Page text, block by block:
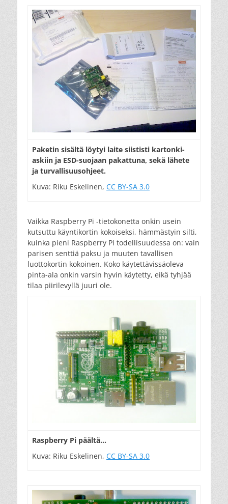
Paketin sisältä löytyi laite siististi kartonki­
askiin ja ESD-suojaan pakattuna, sekä lähete
ja turval­li­suus­ohjeet.
Kuva: Riku Eskelinen, CC BY-SA 3.0
Vaikka Raspberry Pi -tietokonetta onkin usein
kutsuttu käyntikortin kokoiseksi, hämmästyin silti,
kuinka pieni Raspberry Pi todellisuudessa on: vain
parisen senttiä paksu ja muuten tavallisen
luottokortin kokoinen. Koko käytettävissäoleva
pinta-ala onkin varsin hyvin käytetty, eikä tyhjää
tilaa piirilevyllä juuri ole.
Raspberry Pi päältä…
Kuva: Riku Eskelinen, CC BY-SA 3.0